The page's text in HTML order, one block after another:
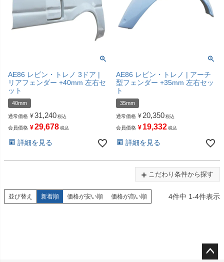
AE86 レビン・トレノ 3ドア |
リアフェンダー +40mm 左右セ
ット
40mm
通常価格 ¥31,240 税込
会員価格 ¥29,678 税込
詳細を見る
AE86 レビン・トレノ | アーチ
型フェンダー +35mm 左右セッ
ト
35mm
通常価格 ¥ 20,350 税込
会員価格 ¥ 19,332 税込
詳細を見る
こだわり条件から探す
並び替え 新着順 価格が安い順 価格が高い順 4件中 1-4件表示